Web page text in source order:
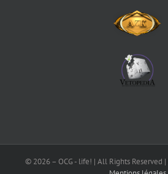
© 2026 – OCG - life! | All Rights Reserved |